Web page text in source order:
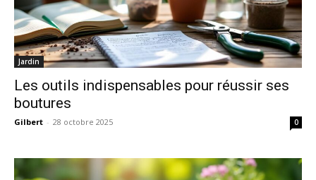
Jardin
Les outils indispensables pour réussir ses
boutures
Gilbert - 28 octobre 2025 0